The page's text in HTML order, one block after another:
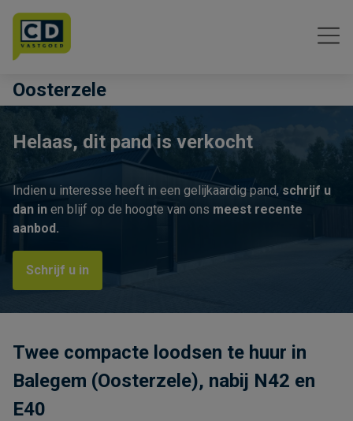
Menu overslaan en naar de inhoud gaan
Oosterzele
Helaas, dit pand is verkocht
Indien u interesse heeft in een gelijkaardig pand, schrijf u
dan in en blijf op de hoogte van ons meest recente
aanbod.
Schrijf u in
Twee compacte loodsen te huur in
Balegem (Oosterzele), nabij N42 en
E40